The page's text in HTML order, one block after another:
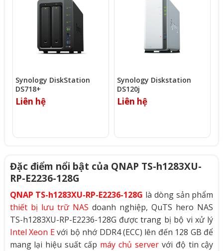
Synology DiskStation
DS718+
Liên hệ
Synology Diskstation
DS120j
Liên hệ
Đặc điểm nổi bật của QNAP TS-h1283XU-
RP-E2236-128G
QNAP TS-h1283XU-RP-E2236-128G là dòng sản phẩm
thiết bị lưu trữ NAS doanh nghiệp, QuTS hero NAS
TS-h1283XU-RP-E2236-128G được trang bị bộ vi xử lý
Intel Xeon Evới bộ nhớ DDR4 (ECC) lên đến 128 GB để
mang lại hiệu suất cấp máy chủ servervới độ tin cậy